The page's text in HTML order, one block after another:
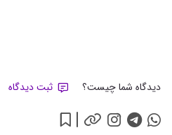
دیدگاه شما چیست؟ ثبت دیدگاه